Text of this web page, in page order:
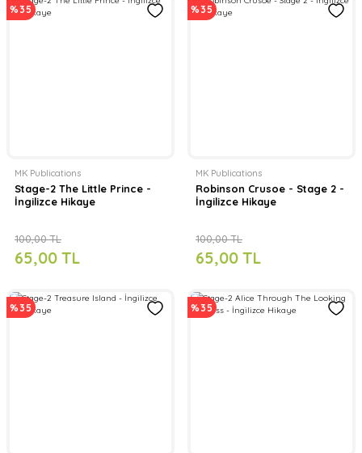
%35
MK Publications
Stage-2 The Little Prince -
İngilizce Hikaye
65,00 TL
100,00 TL
%35
MK Publications
Robinson Crusoe - Stage 2 -
İngilizce Hikaye
65,00 TL
100,00 TL
%35 %35